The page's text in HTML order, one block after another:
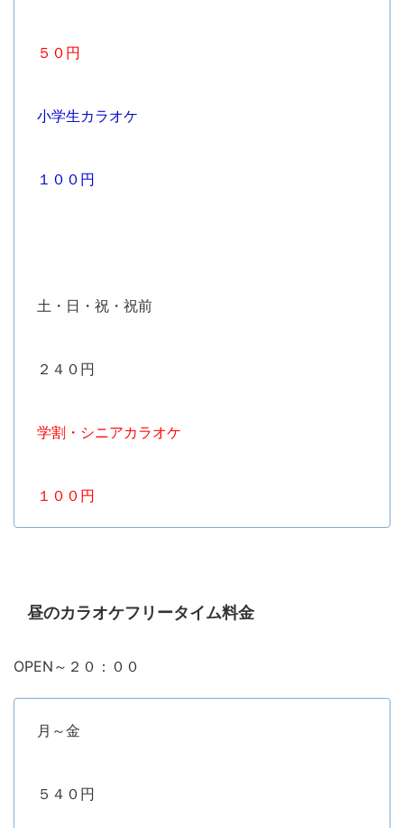
５０円
小学生カラオケ
１００円
土・日・祝・祝前
２４０円
学割・シニアカラオケ
１００円
昼のカラオケフリータイム料金
OPEN～２０：００
月～金
５４０円